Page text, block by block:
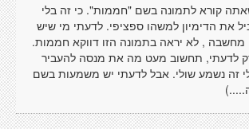
קורא לתמונה בשם "חממות". כי זה בלי
את הדימיון למשהו ספציפי. לדעתי מי שיש
מחשבה , לא יראה בתמונה הזו דווקא חממות.
לדעתי, תחשוב מעט מה את מנסה להעביר
זה נשמע שולי. אבל לדעתי יש משמעות בשם